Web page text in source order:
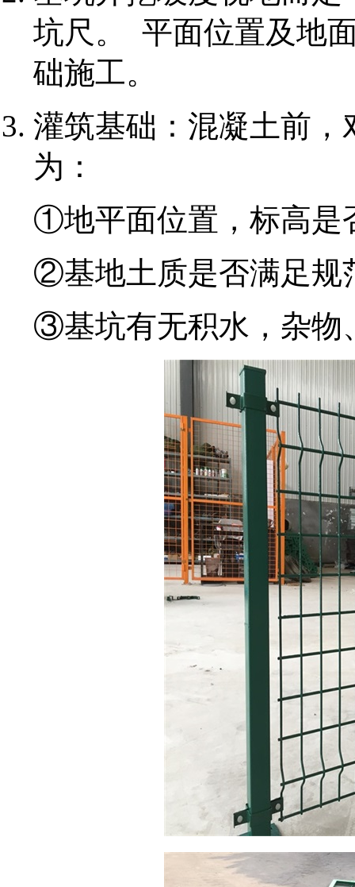
坑尺。 平面位置及地
础施工。
灌筑基础：混凝土前
为：
①地平面位置，标高是
②基地土质是否满足规
③基坑有无积水，杂物